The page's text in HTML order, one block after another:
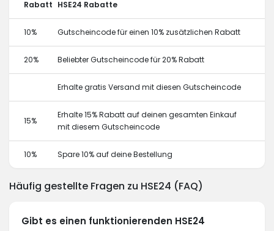
Rabatt HSE24 Rabatte
10% Gutscheincode für einen 10% zusätzlichen Rabatt
20% Beliebter Gutscheincode für 20% Rabatt
Erhalte gratis Versand mit diesen Gutscheincode
15%
Erhalte 15% Rabatt auf deinen gesamten Einkauf
mit diesem Gutscheincode
10% Spare 10% auf deine Bestellung
Häufig gestellte Fragen zu HSE24 (FAQ)
Gibt es einen funktionierenden HSE24